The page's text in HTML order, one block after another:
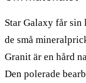
Star Galaxy får sin
de små
Granit är en hård
Den polerade